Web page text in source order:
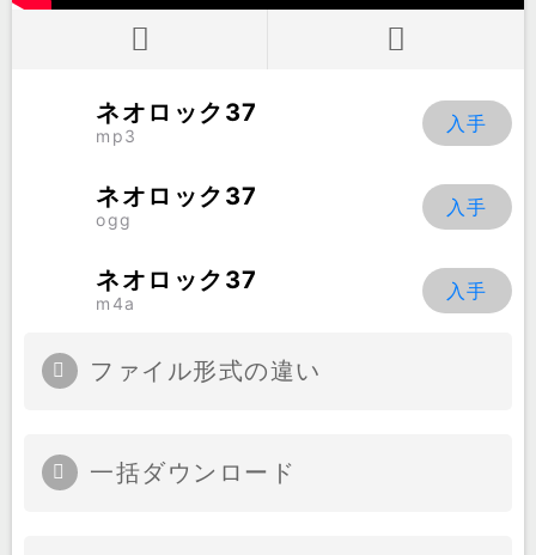
ネオロック37
mp3
ネオロック37
ogg
ネオロック37
m4a
ファイル形式の違い
一括ダウンロード